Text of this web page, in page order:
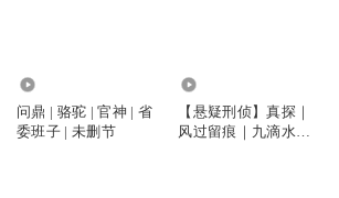
问鼎 | 骆驼 | 官神 | 省
委班子 | 未删节
【悬疑刑侦】真探｜
风过留痕｜九滴水｜